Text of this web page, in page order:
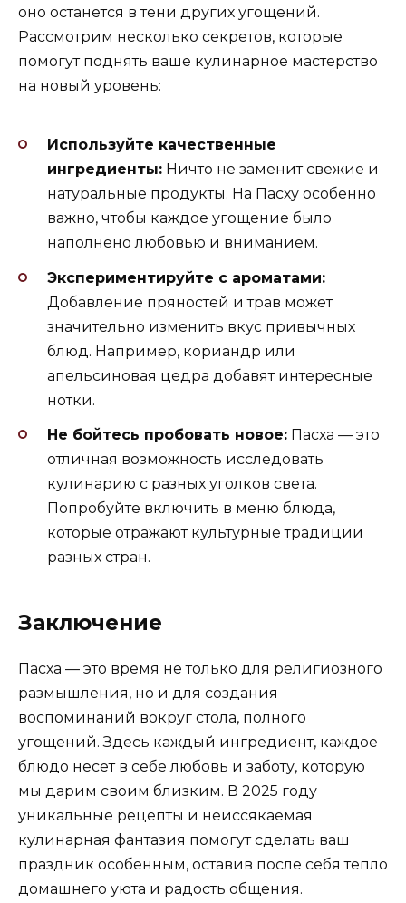
оно останется в тени других угощений.
Рассмотрим несколько секретов, которые
помогут поднять ваше кулинарное мастерство
на новый уровень:
Используйте качественные
ингредиенты: Ничто не заменит свежие и
натуральные продукты. На Пасху особенно
важно, чтобы каждое угощение было
наполнено любовью и вниманием.
Экспериментируйте с ароматами:
Добавление пряностей и трав может
значительно изменить вкус привычных
блюд. Например, кориандр или
апельсиновая цедра добавят интересные
нотки.
Не бойтесь пробовать новое: Пасха — это
отличная возможность исследовать
кулинарию с разных уголков света.
Попробуйте включить в меню блюда,
которые отражают культурные традиции
разных стран.
Заключение
Пасха — это время не только для религиозного
размышления, но и для создания
воспоминаний вокруг стола, полного
угощений. Здесь каждый ингредиент, каждое
блюдо несет в себе любовь и заботу, которую
мы дарим своим близким. В 2025 году
уникальные рецепты и неиссякаемая
кулинарная фантазия помогут сделать ваш
праздник особенным, оставив после себя тепло
домашнего уюта и радость общения.